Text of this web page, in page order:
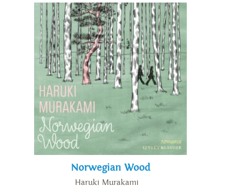
Norwegian Wood
Haruki Murakami